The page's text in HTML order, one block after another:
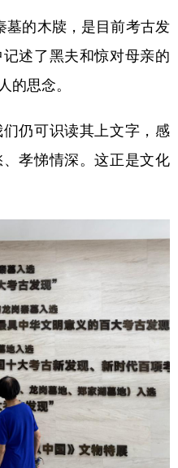
的木牍，是目前考古发
述了黑夫和惊对母亲的
的思念。
仍可识读其上文字，感
孝悌情深。这正是文化